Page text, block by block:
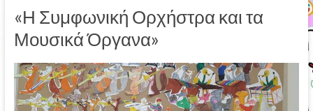
«Η Συμφωνική Ορχήστρα και τα
Μουσικά Όργανα»